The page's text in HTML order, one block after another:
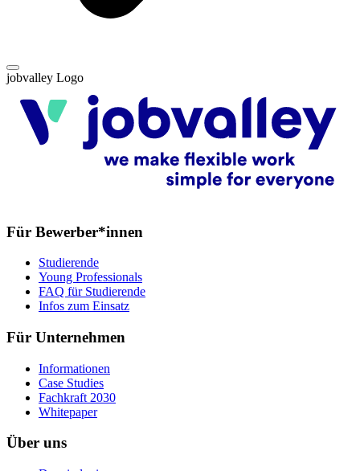
jobvalley Logo
Für Bewerber*innen
Studierende
Young Professionals
FAQ für Studierende
Infos zum Einsatz
Für Unternehmen
Informationen
Case Studies
Fachkraft 2030
Whitepaper
Über uns